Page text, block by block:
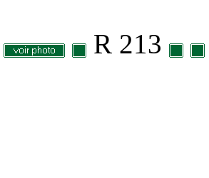
R 213